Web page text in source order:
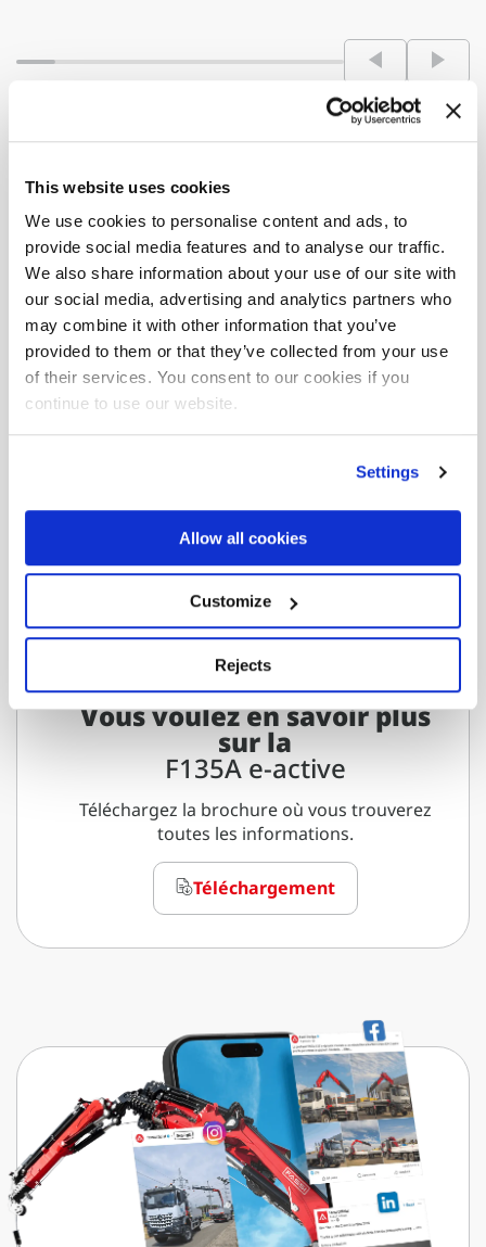
This website uses cookies
We use cookies to personalise content and ads, to
provide social media features and to analyse our traffic.
We also share information about your use of our site with
our social media, advertising and analytics partners who
may combine it with other information that you’ve
provided to them or that they’ve collected from your use
of their services. You consent to our cookies if you
continue to use our website.
Settings
Allow all cookies
Customize
Rejects
Espace
téléchargement
Portéehydraulique maximale
F135A.0.25
Téléchargez la fiche complète où vous
trouverez toutes les versions et
Télécharger la fiche
Vous voulez en savoir plus
sur la
F135A e-active
Téléchargez la brochure où vous trouverez
toutes les informations.
Téléchargement